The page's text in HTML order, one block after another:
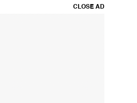
CLOSE AD